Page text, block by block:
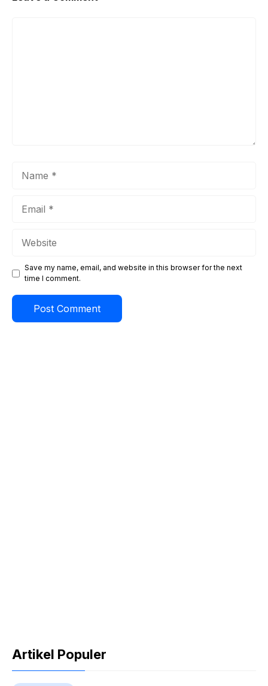
Save my name, email, and website in this browser for the next
time I comment.
Artikel Populer